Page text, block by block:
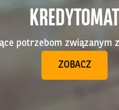
KREDYTOMAT
potrzebom
ZOBACZ